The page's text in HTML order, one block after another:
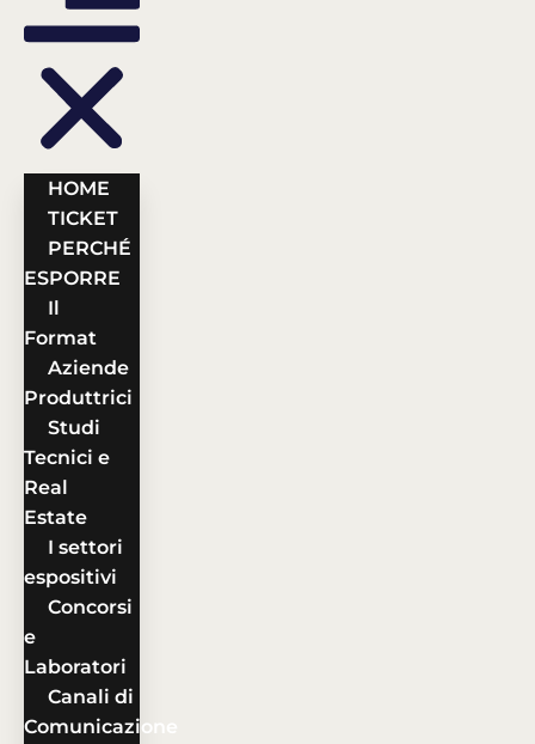
HOME
TICKET
PERCHÉ
ESPORRE
Il
Format
Aziende
Produttrici
Studi
Tecnici e
Real
Estate
I settori
espositivi
Concorsi
e
Laboratori
Canali di
Comunicazione